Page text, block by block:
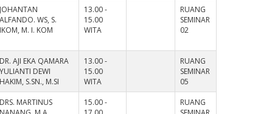
JOHANTAN
ALFANDO. WS, S.
IKOM, M. I. KOM
13.00 -
15.00
WITA
RUANG
SEMINAR
02
DR. AJI EKA QAMARA
YULIANTI DEWI
HAKIM, S.SN., M.SI
13.00 -
15.00
WITA
RUANG
SEMINAR
05
DRS. MARTINUS
15.00 -
RUANG